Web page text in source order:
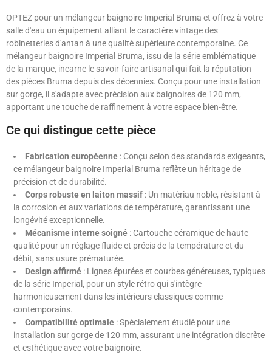
OPTEZ pour un mélangeur baignoire Imperial Bruma et offrez à votre
salle d'eau un équipement alliant le caractère vintage des
robinetteries d'antan à une qualité supérieure contemporaine. Ce
mélangeur baignoire Imperial Bruma, issu de la série emblématique
de la marque, incarne le savoir-faire artisanal qui fait la réputation
des pièces Bruma depuis des décennies. Conçu pour une installation
sur gorge, il s'adapte avec précision aux baignoires de 120 mm,
apportant une touche de raffinement à votre espace bien-être.
Ce qui distingue cette pièce
Fabrication européenne : Conçu selon des standards exigeants,
ce mélangeur baignoire Imperial Bruma reflète un héritage de
précision et de durabilité.
Corps robuste en laiton massif : Un matériau noble, résistant à
la corrosion et aux variations de température, garantissant une
longévité exceptionnelle.
Mécanisme interne soigné : Cartouche céramique de haute
qualité pour un réglage fluide et précis de la température et du
débit, sans usure prématurée.
Design affirmé : Lignes épurées et courbes généreuses, typiques
de la série Imperial, pour un style rétro qui s'intègre
harmonieusement dans les intérieurs classiques comme
contemporains.
Compatibilité optimale : Spécialement étudié pour une
installation sur gorge de 120 mm, assurant une intégration discrète
et esthétique avec votre baignoire.